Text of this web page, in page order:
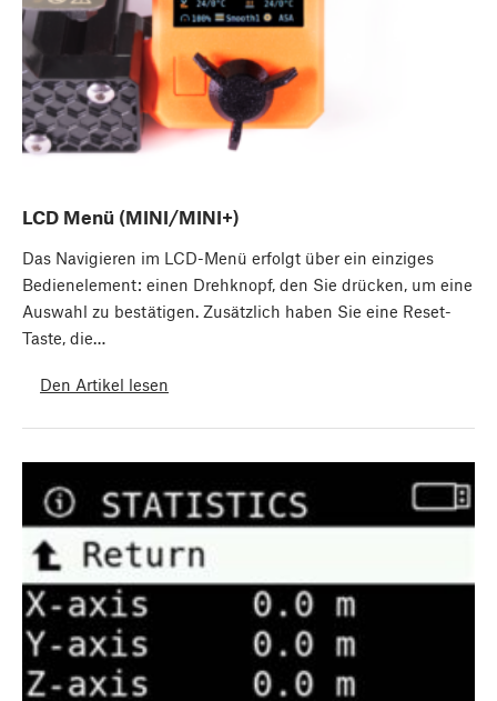
LCD Menü (MINI/MINI+)
Das Navigieren im LCD-Menü erfolgt über ein einziges
Bedienelement: einen Drehknopf, den Sie drücken, um eine
Auswahl zu bestätigen. Zusätzlich haben Sie eine Reset-
Taste, die…
Den Artikel lesen